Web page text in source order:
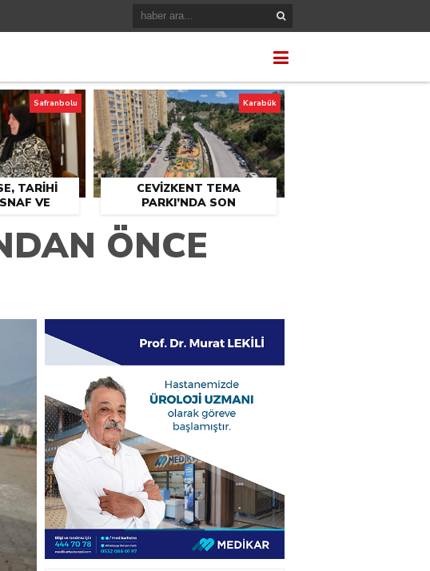
TARİHİ
VE
Safranbolu
CEVİZKENT TEMA
PARKI’NDA SON
Karabük
ÖNCE